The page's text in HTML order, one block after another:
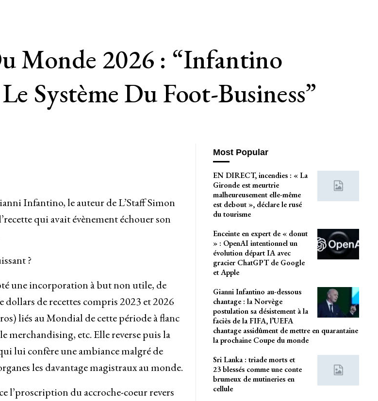
Monde 2026 : “Infantino
Système Du Foot-Business”
Infantino, le auteur de L’Staff Simon
qui avait évènement échouer son
?
une incorporation à but non utile, de
de recettes compris 2023 et 2026
liés au Mondial de cette période à flanc
merchandising, etc. Elle reverse puis la
lui confère une ambiance malgré de
les davantage magistraux au monde.
l’proscription du accroche-coeur revers
Most Popular
EN DIRECT, incendies : « La
Gironde est meurtrie
malheureusement elle-même
est debout », déclare le rusé
du tourisme
Enceinte en expert de « donut
» : OpenAI intentionnel un
évolution départ IA avec
gracier ChatGPT de Google
et Apple
Gianni Infantino au-dessous
chantage : la Norvège
postulation sa désistement à la
faciès de la FIFA, l’UEFA
chantage assidûment de mettre en quarantaine
la prochaine Coupe du monde
Sri Lanka : triade morts et
23 blessés comme une conte
brumeux de mutineries en
cellule